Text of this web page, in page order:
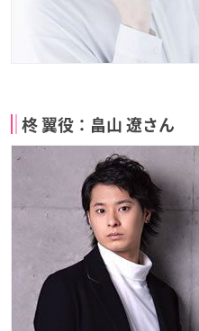
柊 翼役：畠山 遼さん